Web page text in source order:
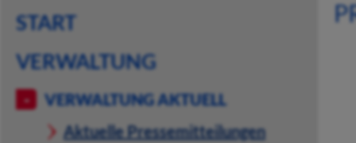
START
VERWALTUNG
VERWALTUNG AKTUELL
Aktuelle Pressemitteilungen